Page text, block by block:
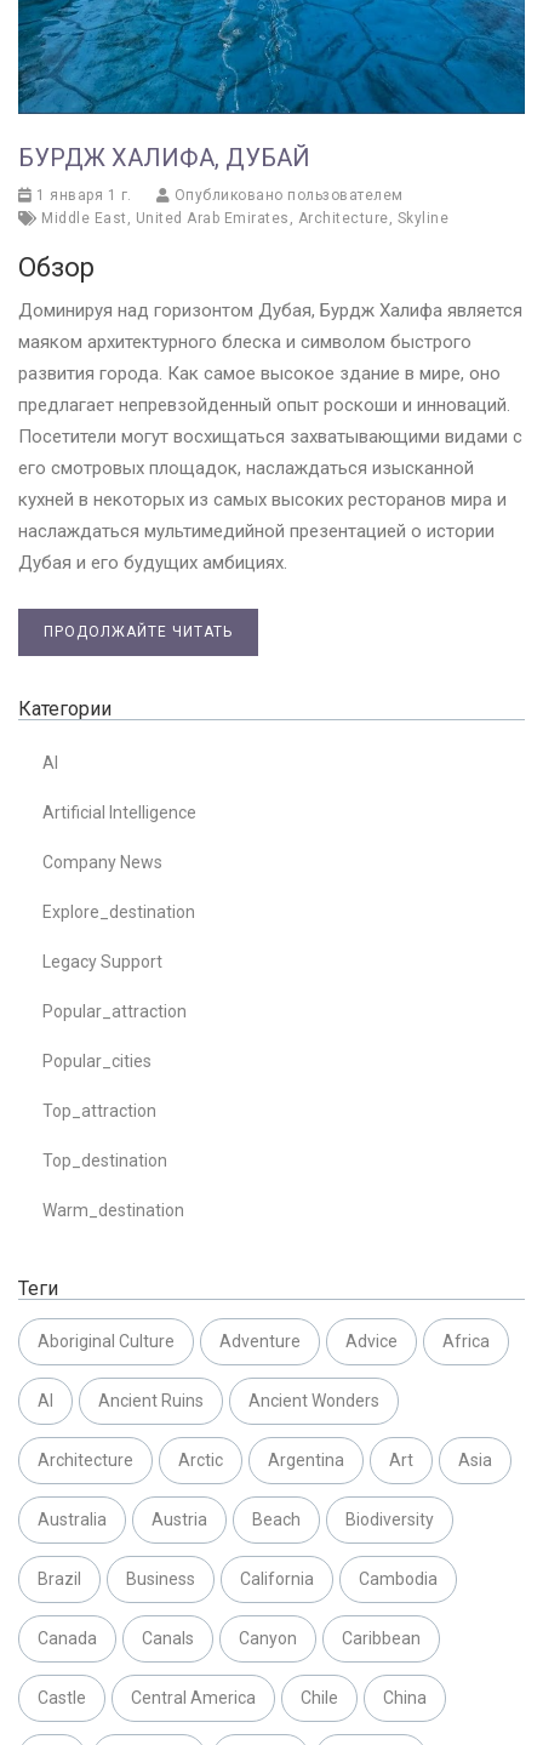
БУРДЖ ХАЛИФА, ДУБАЙ
1 января 1 г.
Опубликовано пользователем
Middle East
United Arab Emirates Architecture Skyline
Обзор
Доминируя над горизонтом Дубая, Бурдж Халифа является
маяком архитектурного блеска и символом быстрого
развития города. Как самое высокое здание в мире, оно
предлагает непревзойденный опыт роскоши и инноваций.
Посетители могут восхищаться захватывающими видами с
его смотровых площадок, наслаждаться изысканной
кухней в некоторых из самых высоких ресторанов мира и
наслаждаться мультимедийной презентацией о истории
Дубая и его будущих амбициях.
ПРОДОЛЖАЙТЕ ЧИТАТЬ
Категории
AI
Artificial Intelligence
Company News
Explore_destination
Legacy Support
Popular_attraction
Popular_cities
Top_attraction
Top_destination
Warm_destination
Теги
Aboriginal Culture Adventure Advice Africa
AI Ancient Ruins Ancient Wonders
Architecture Arctic Argentina Art Asia
Australia Austria Beach Biodiversity
Brazil Business California Cambodia
Canada Canals Canyon Caribbean
Castle Central America Chile China